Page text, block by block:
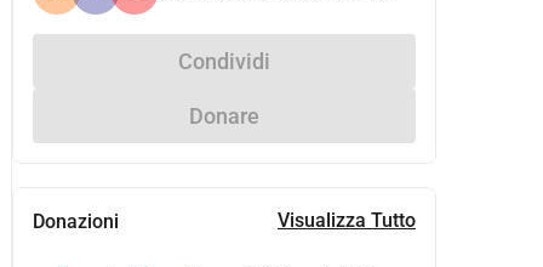
Condividi
Donare
Donazioni Visualizza Tutto